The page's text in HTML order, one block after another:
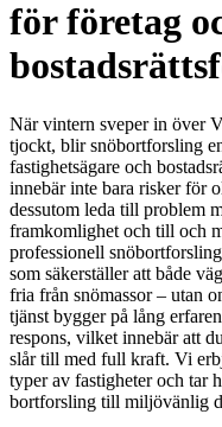
för företag
När vintern sveper in över
tjockt, blir snöbortforsling
fastighetsägare och
innebär inte bara risker för
dessutom leda till problem
framkomlighet och till och
professionell
som säkerställer att både
fria från snömassor – utan
tjänst bygger på lång
respons, vilket innebär att
slår till med full kraft. Vi
typer av fastigheter och tar
bortforsling till miljövänlig